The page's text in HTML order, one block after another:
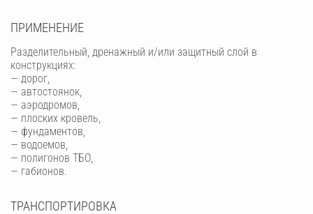
ПРИМЕНЕНИЕ
Разделительный, дренажный и/или защитный слой в
конструкциях:
— дорог,
— автостоянок,
— аэродромов,
— плоских кровель,
— фундаментов,
— водоемов,
— полигонов ТБО,
— габионов.
ТРАНСПОРТИРОВКА